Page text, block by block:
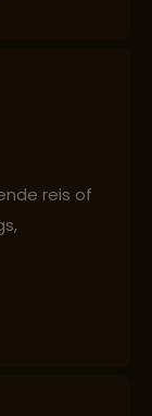
en milieu
reis of